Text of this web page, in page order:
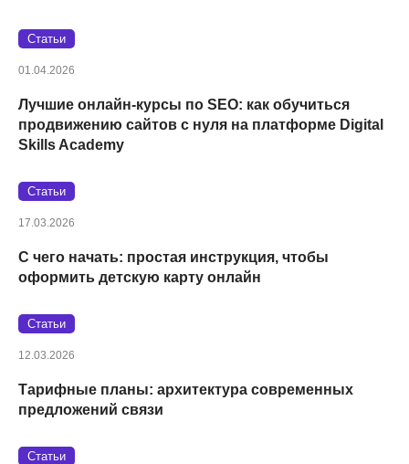
Статьи
01.04.2026
Лучшие онлайн-курсы по SEO: как обучиться
продвижению сайтов с нуля на платформе Digital
Skills Academy
Статьи
17.03.2026
С чего начать: простая инструкция, чтобы
оформить детскую карту онлайн
Статьи
12.03.2026
Тарифные планы: архитектура современных
предложений связи
Статьи